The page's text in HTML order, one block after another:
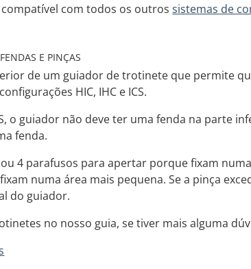
compatível com todos os outrossistemas de
E PINÇAS
de um guiador de trotinete que permite
HIC, IHC e ICS.
o guiador não deve ter uma fenda na parte
fenda.
4 parafusos para apertar porque fixam
numa área mais pequena. Se a pinça
do guiador.
no nosso guia, se tiver mais alguma